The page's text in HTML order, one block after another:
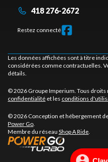
418 276-2672
Restez connecté
Les données affichées sont à titre
considérées comme contractuelles.
détails.
© 2026 Groupe Imperium. Tous droits
confidentialité et les conditions
© 2026 Conception et hébergement
Power Go.
Membre du réseau Shop A Ride.